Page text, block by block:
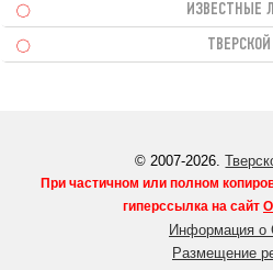
ИЗВЕСТНЫЕ
© 2007-2026.
При частичном или полном
гиперссылка на сайт
Информация о
Размещение